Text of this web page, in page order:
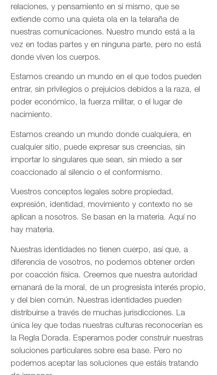
relaciones, y pensamiento en sí mismo, que se
extiende como una quieta ola en la telaraña de
nuestras comunicaciones. Nuestro mundo está a la
vez en todas partes y en ninguna parte, pero no está
donde viven los cuerpos.
Estamos creando un mundo en el que todos pueden
entrar, sin privilegios o prejuicios debidos a la raza, el
poder económico, la fuerza militar, o el lugar de
nacimiento.
Estamos creando un mundo donde cualquiera, en
cualquier sitio, puede expresar sus creencias, sin
importar lo singulares que sean, sin miedo a ser
coaccionado al silencio o el conformismo.
Vuestros conceptos legales sobre propiedad,
expresión, identidad, movimiento y contexto no se
aplican a nosotros. Se basan en la materia. Aquí no
hay materia.
Nuestras identidades no tienen cuerpo, así que, a
diferencia de vosotros, no podemos obtener orden
por coacción física. Creemos que nuestra autoridad
emanará de la moral, de un progresista interés propio,
y del bien común. Nuestras identidades pueden
distribuirse a través de muchas jurisdicciones. La
única ley que todas nuestras culturas reconocerían es
la Regla Dorada. Esperamos poder construir nuestras
soluciones particulares sobre esa base. Pero no
podemos aceptar las soluciones que estáis tratando